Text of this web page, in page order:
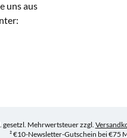
uns aus
gesetzl. Mehrwertsteuer zzgl.
² €10-Newsletter-Gutschein bei €75